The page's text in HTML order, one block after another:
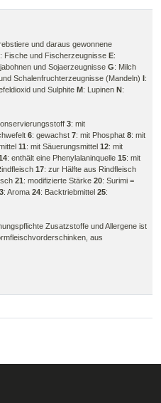
und daraus gewonnene
: Fische und Fischerzeugnisse E:
und Sojaerzeugnisse G: Milch
Schalenfruchterzeugnisse (Mandeln) I:
und Sulphite M: Lupinen N:
3: mit
6: gewachst 7: mit Phosphat 8: mit
11: mit Säuerungsmittel 12: mit
: enthält eine Phenylalaninquelle 15: mit
17: zur Hälfte aus Rindfleisch
21: modifizierte Stärke 20: Surimi =
: Aroma 24: Backtriebmittel 25:
Zusatzstoffe und Allergene ist
aus